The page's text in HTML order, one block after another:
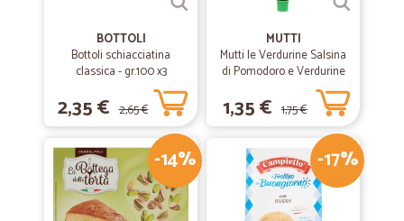
BOTTOLI
Bottoli schiacciatina
classica - gr.100 x3
2,35 € 2,65 €
MUTTI
Mutti le Verdurine Salsina
di Pomodoro e Verdurine
1,35 € 1,75 €
-14% -17%